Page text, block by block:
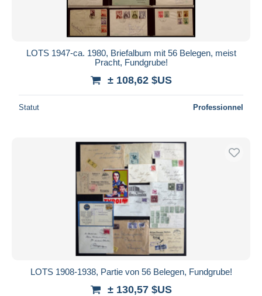
LOTS 1947-ca. 1980, Briefalbum mit 56 Belegen, meist
Pracht, Fundgrube!
± 108,62 $US
Statut Professionnel
LOTS 1908-1938, Partie von 56 Belegen, Fundgrube!
± 130,57 $US